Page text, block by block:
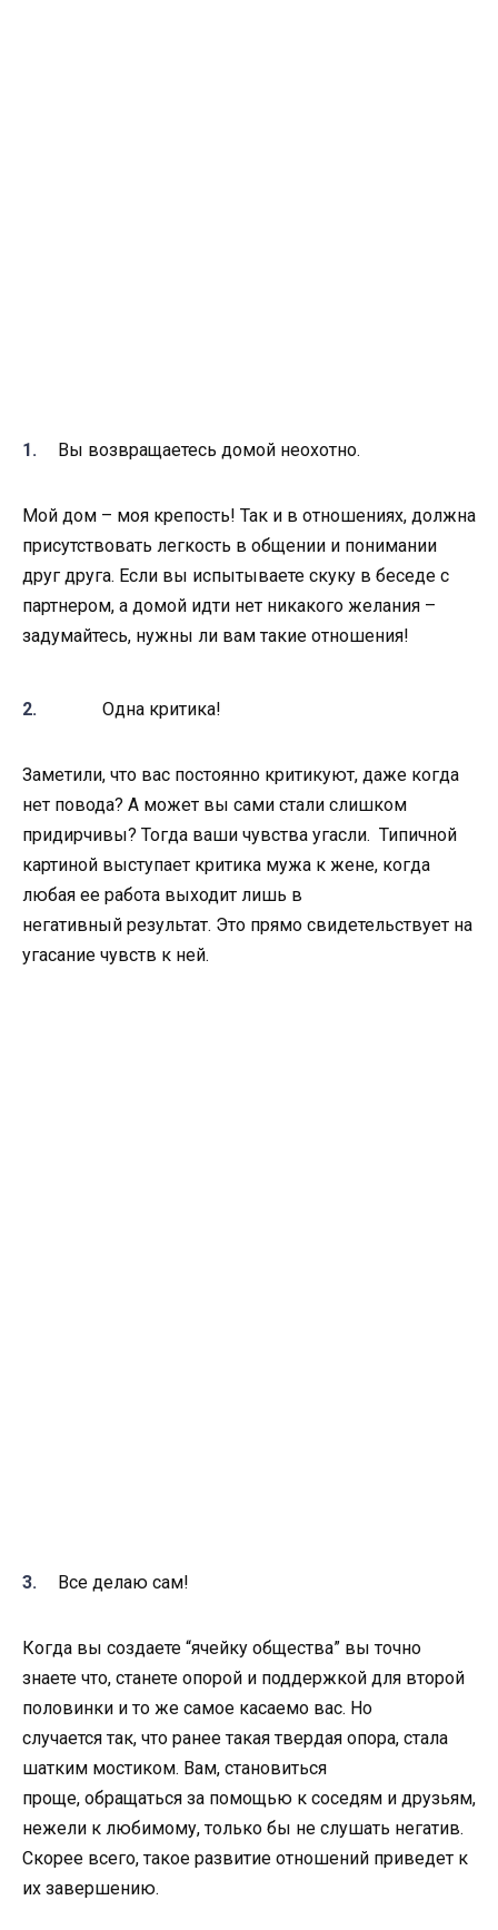
Вы возвращаетесь домой неохотно.
Мой дом – моя крепость! Так и в отношениях, должна
присутствовать легкость в общении и понимании
друг друга. Если вы испытываете скуку в беседе с
партнером, а домой идти нет никакого желания –
задумайтесь, нужны ли вам такие отношения!
Одна критика!
Заметили, что вас постоянно критикуют, даже когда
нет повода? А может вы сами стали слишком
придирчивы? Тогда ваши чувства угасли. Типичной
картиной выступает критика мужа к жене, когда
любая ее работа выходит лишь в
негативный результат. Это прямо свидетельствует на
угасание чувств к ней.
Все делаю сам!
Когда вы создаете “ячейку общества” вы точно
знаете что, станете опорой и поддержкой для второй
половинки и то же самое касаемо вас. Но
случается так, что ранее такая твердая опора, стала
шатким мостиком. Вам, становиться
проще, обращаться за помощью к соседям и друзьям,
нежели к любимому, только бы не слушать негатив.
Скорее всего, такое развитие отношений приведет к
их завершению.